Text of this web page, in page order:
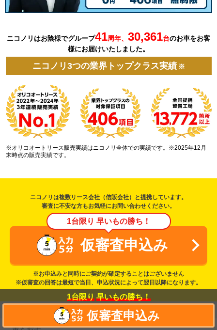
ニコノリはお陰様でグループ41周年、 30,361台のお車をお客
様にお届けいたしました。
ニコノリ3つの業界トップクラス実績 ※
※オリコオートリース販売実績はニコノリ全体での実績です。※2025年12月
末時点の販売実績です。
ニコノリは複数リース会社（信販会社）と提携しています。
審査に不安な方もお気軽にお問い合わせください。
1台限り 早いもの勝ち！
仮審査申込み
※お申込みと同時にご契約が確定することはございません
※仮審査の回答は最短で当日、申込状況によって翌日以降になります。
1台限り 早いもの勝ち！
仮審査申込み
カーリースを探す